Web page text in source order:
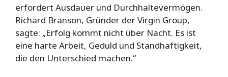
erfordert Ausdauer und Durchhaltevermögen.
Richard Branson, Gründer der Virgin Group,
sagte: „Erfolg kommt nicht über Nacht. Es ist
eine harte Arbeit, Geduld und Standhaftigkeit,
die den Unterschied machen.“